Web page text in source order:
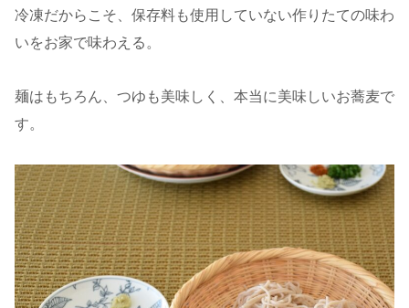
冷凍だからこそ、保存料も使用していない作りたての味わ
いをお家で味わえる。
麺はもちろん、つゆも美味しく、本当に美味しいお蕎麦で
す。